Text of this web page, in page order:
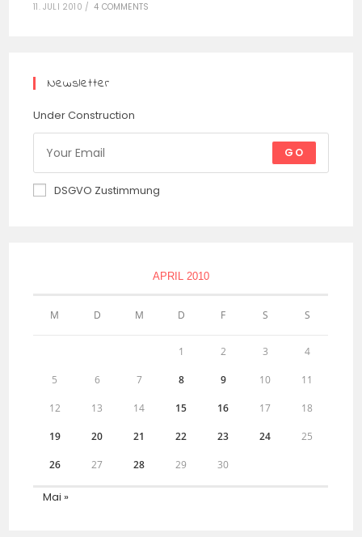
11. JULI 2010 / 4 COMMENTS
Newsletter
Under Construction
GO
DSGVO Zustimmung
APRIL 2010
M D M D F S S
1 2 3 4
5 6 7 8 9 10 11
12 13 14 15 16 17 18
19 20 21 22 23 24 25
26 27 28 29 30
Mai »